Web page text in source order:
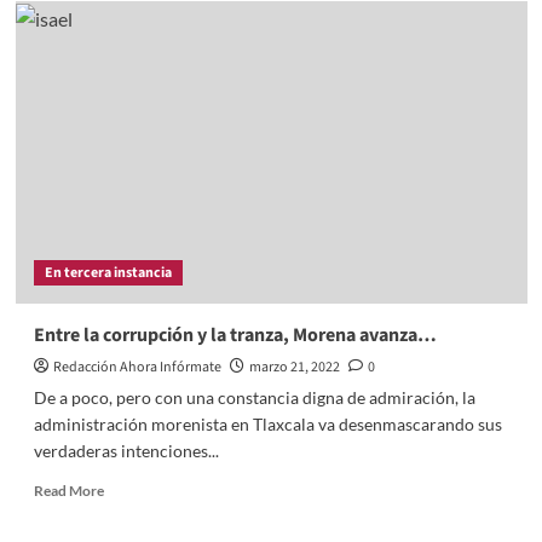
En tercera instancia
Entre la corrupción y la tranza, Morena avanza…
Redacción Ahora Infórmate marzo 21, 2022
0
De a poco, pero con una constancia digna de admiración, la
administración morenista en Tlaxcala va desenmascarando sus
verdaderas intenciones...
Read MoreRead